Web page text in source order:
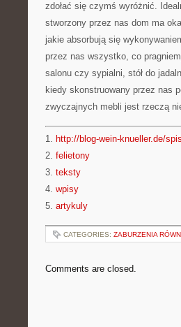
zdołać się czymś wyróżnić.
stworzony przez nas dom ma
jakie absorbują się
przez nas wszystko, co
salonu czy sypialni, stół do
kiedy skonstruowany przez nas
zwyczajnych mebli jest rzeczą
1. http://blog-wein-knueller.de/
2. felietony
3. teksty
4. wpisy
5. artykuly
CATEGORIES: ZABURZENIA
Comments are closed.